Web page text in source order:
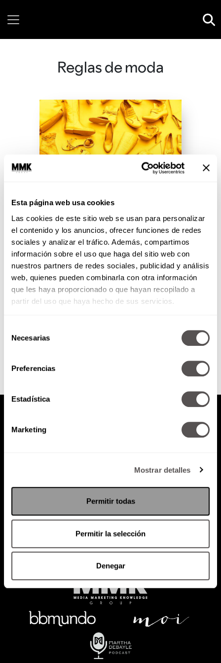
Esta página web usa cookies
Las cookies de este sitio web se usan para personalizar
el contenido y los anuncios, ofrecer funciones de redes
sociales y analizar el tráfico. Además, compartimos
información sobre el uso que haga del sitio web con
nuestros partners de redes sociales, publicidad y análisis
web, quienes pueden combinarla con otra información
que les haya proporcionado o que hayan recopilado a
partir del uso que haya hecho de sus servicios.
Necesarias
Preferencias
Estadística
Marketing
Mostrar detalles
Permitir todas
Permitir la selección
Denegar
Reglas de moda
Reglas de moda, las 10 que ya
caducaron
Les vamos a explicar qué onda
con el zapato y la bolsa, los
estampados y hasta los colores
que nos...
Política de Privacidad
PODCAST RADIO MARTHA EVENTOS
SACA TU ID